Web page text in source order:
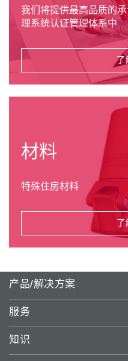
我们将提供最高品质的
理系统认证管理体系中
了
材料
特殊住房材料
产品/解决方案
服务
知识